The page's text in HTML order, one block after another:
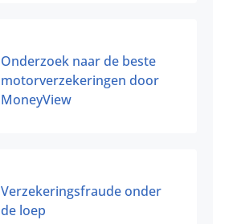
Onderzoek naar de beste
motorverzekeringen door
MoneyView
Verzekeringsfraude onder
de loep